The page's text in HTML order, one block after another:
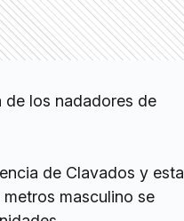
de los nadadores de
de Clavados y esta
masculino se